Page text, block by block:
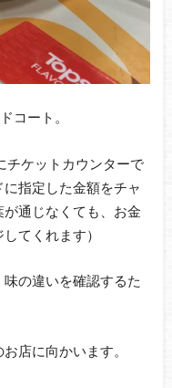
コート。
チケットカウンターで
指定した金額をチャ
通じなくても、お金
てくれます）
の違いを確認するた
店に向かいます。